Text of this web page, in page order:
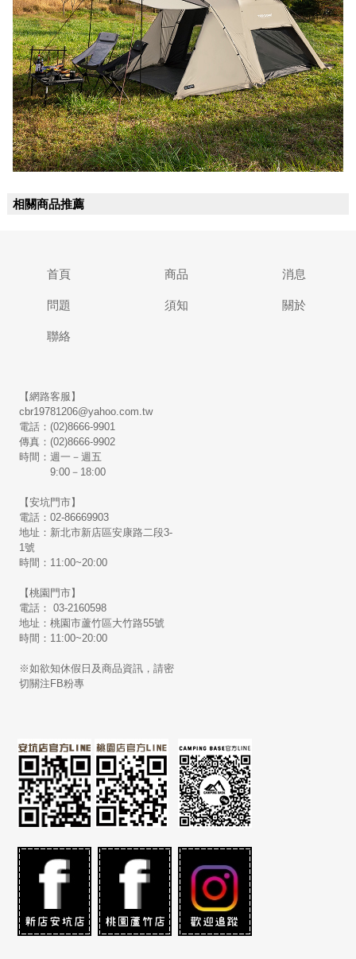
相關商品推薦
首頁 商品 消息
問題 須知 關於
聯絡
【網路客服】
cbr19781206@yahoo.com.tw
電話：(02)8666-9901
傳真：(02)8666-9902
時間：週一－週五
9:00－18:00
【安坑門市】
電話：02-86669903
地址：新北市新店區安康路二段3-
1號
時間：11:00~20:00
【桃園門市】
電話： 03-2160598
地址：桃園市蘆竹區大竹路55號
時間：11:00~20:00
※如欲知休假日及商品資訊，請密
切關注FB粉專